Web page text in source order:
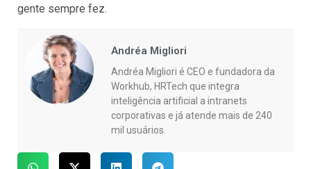
gente sempre fez.
Andréa Migliori
Andréa Migliori é CEO e fundadora da
Workhub, HRTech que integra
inteligência artificial a intranets
corporativas e já atende mais de 240
mil usuários.